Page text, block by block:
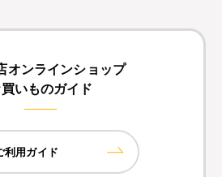
オンラインショップ
いものガイド
利用ガイド